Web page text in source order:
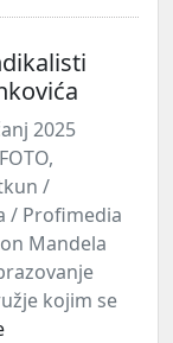
2025
/
/ Profimedia
Mandela
kojim se